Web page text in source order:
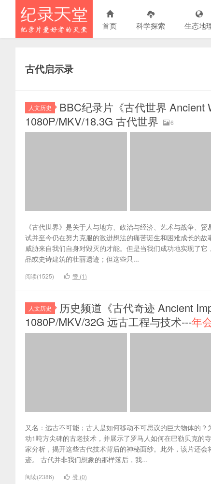
首页 科学探索 生态地
古代启示录
人文历史
BBC纪录片《古代世界 Ancient
1080P/MKV/18.3G 古代世界
6
《古代世界》是关于人与地方、政治与经济、艺术与战争、
试并至今仍在努力克服的激进想法的痛苦诞生和困难成长的
威胁来自我们自身对毁灭的才能。但是当我们成功地实现了
品或史诗建筑的壮丽遗迹；但这些只...
阅读(1525) 赞 (1)
人文历史
历史频道《古代奇迹 Ancient
1080P/MKV/32G 远古工程与技术---年
又名：远古不可能；古人是如何移动不可思议的巨大物体的
动1吨方尖碑的古老技术，并展示了罗马人如何在巴勒贝克的
家分析，揭开这些古代技术背后的神秘面纱。此外，该片还
迹。 古代并非我们想象的那样落后，我...
阅读(2386) 赞 (0)